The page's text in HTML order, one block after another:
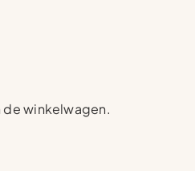
winkelwagen.